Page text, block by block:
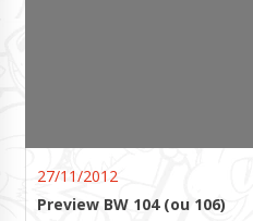
27/11/2012
Preview BW 104 (ou 106)